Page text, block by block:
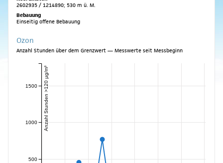
2602935 / 1214890; 530 m ü. M.
Bebauung
Einseitig offene Bebauung
Ozon
Anzahl Stunden über dem Grenzwert — Messwerte seit Messbeginn
Anzahl Stunden >120 µg/m³
500
1000
1500